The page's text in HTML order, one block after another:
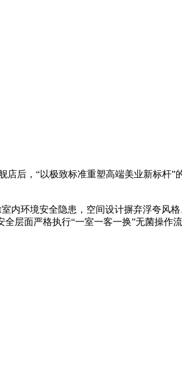
后，“以极致标准重塑高端美业新标杆”
环境安全隐患，空间设计摒弃浮夸风
层面严格执行“一室一客一换”无菌操作